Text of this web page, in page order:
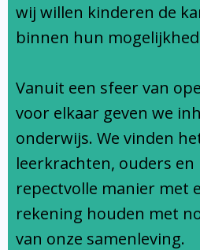
wij willen kinderen de
binnen hun
Vanuit een sfeer van
voor elkaar geven we
onderwijs. We vinden
leerkrachten, ouders
repectvolle manier met
rekening houden met
van onze samenleving.